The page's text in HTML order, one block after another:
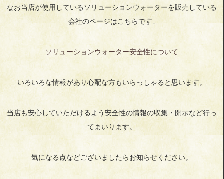
なお当店が使用しているソリューションウォーターを販売している
会社のページはこちらです↓
ソリューションウォーター安全性について
いろいろな情報があり心配な方もいらっしゃると思います。
当店も安心していただけるよう安全性の情報の収集・開示など行っ
てまいります。
気になる点などございましたらお知らせください。